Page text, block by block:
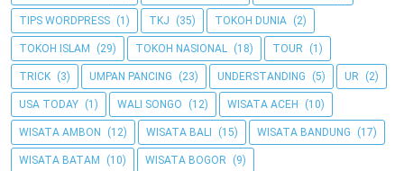
TIPS WORDPRESS (1) TKJ (35) TOKOH DUNIA (2)
TOKOH ISLAM (29) TOKOH NASIONAL (18) TOUR (1)
TRICK (3) UMPAN PANCING (23) UNDERSTANDING (5) UR (2)
USA TODAY (1) WALI SONGO (12) WISATA ACEH (10)
WISATA AMBON (12) WISATA BALI (15) WISATA BANDUNG (17)
WISATA BATAM (10) WISATA BOGOR (9)